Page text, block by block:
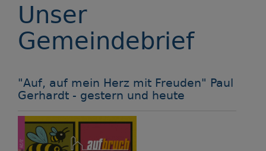
Unser
Gemeindebrief
"Auf, auf mein Herz mit Freuden" Paul
Gerhardt - gestern und heute